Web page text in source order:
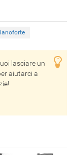
lasciare un
aiutarci a